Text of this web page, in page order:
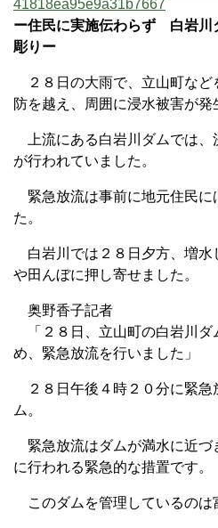
41818ea95e9a31b7667
ー住民に実施伝わらず 白岩
彫りー
２８日の大雨で、立山町など
防を越え、周囲に浸水被害が発
上流にある白岩川ダムでは、
が行われていました。
緊急放流は事前に地元住民に
た。
白岩川では２８日夕方、増水
や田んぼに押し寄せました。
奥野香子記者
「２８日、立山町の白岩川ダ
め、緊急放流を行いました」
２８日午後４時２０分に緊急
ム。
緊急放流はダムが満水に近づ
に行われる緊急的な措置です。
このダムを管理しているのは